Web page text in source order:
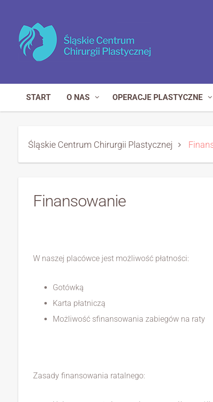
START O NAS OPERACJE PLASTYCZNE
Śląskie Centrum Chirurgii Plastycznej
Finansowanie
W naszej placówce jest możliwość płatności:
Gotówką
Karta płatniczą
Możliwość sfinansowania zabiegów na raty
Zasady finansowania ratalnego: